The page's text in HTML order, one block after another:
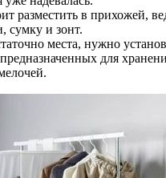
разместить в прихожей,
сумку и зонт.
места, нужно
для